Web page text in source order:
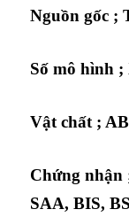
Nguồn gốc ;
Số mô hình ;
Vật chất ;
Chứng nhận
SAA, BIS,